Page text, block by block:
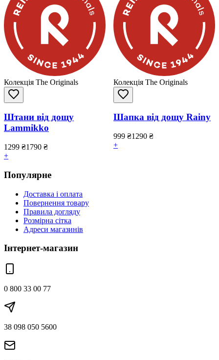
Колекція The Originals
Штани від дощу
Lammikko
1299 ₴1790 ₴
+
Колекція The Originals
Шапка від дощу Rainy
999 ₴1290 ₴
+
Популярне
Доставка і оплата
Повернення товару
Правила догляду
Розмірна сітка
Адреси магазинів
Інтернет-магазин
0 800 33 00 77
38 098 050 5600